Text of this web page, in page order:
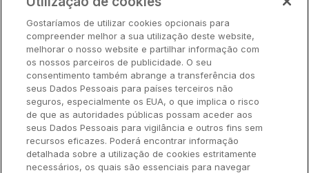
Parceiros
Hardware
Ajuda Rápida
Recursos
Empresa
Gostaríamos de utilizar cookies opcionais para
compreender melhor a sua utilização deste website,
melhorar o nosso website e partilhar informação com
os nossos parceiros de publicidade. O seu
consentimento também abrange a transferência dos
seus Dados Pessoais para países terceiros não
seguros, especialmente os EUA, o que implica o risco
de que as autoridades públicas possam aceder aos
seus Dados Pessoais para vigilância e outros fins sem
recursos eficazes. Poderá encontrar informação
detalhada sobre a utilização de cookies estritamente
necessários, os quais são essenciais para navegar